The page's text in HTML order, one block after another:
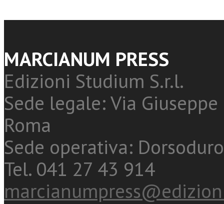
MARCIANUM PRESS
Edizioni Studium S.r.l.
Sede legale: Via
Roma
Sede operativa:
Tel. 041 27 43 914